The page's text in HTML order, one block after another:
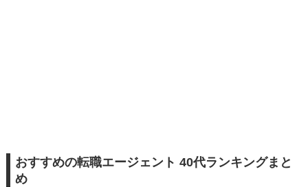
おすすめの転職エージェント 40代ランキングまと
め